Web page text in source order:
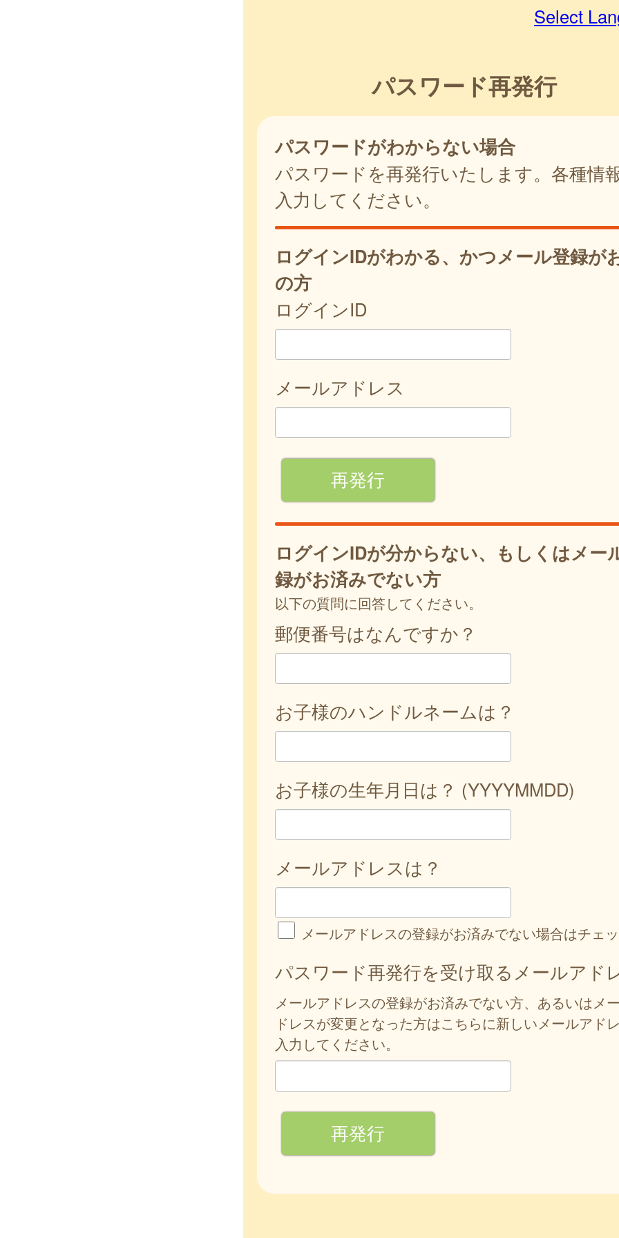
Select
パスワード再発行
パスワードがわからない場合
パスワードを再発行いたします。各種情
入力してください。
ログインIDがわかる、かつメール登録が
の方
ログインID
メールアドレス
ログインIDが分からない、もしくはメー
録がお済みでない方
以下の質問に回答してください。
郵便番号はなんですか？
お子様のハンドルネームは？
お子様の生年月日は？ (YYYYMMDD)
メールアドレスは？
メールアドレスの登録がお済みでない場合はチェ
パスワード再発行を受け取るメールアド
メールアドレスの登録がお済みでない方、あるいはメ
ドレスが変更となった方はこちらに新しいメールアド
入力してください。